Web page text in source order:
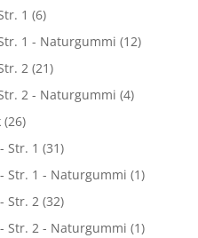
1 (6)
1 - Naturgummi (12)
2 (21)
2 - Naturgummi (4)
(26)
Str. 1 (31)
Str. 1 - Naturgummi (1)
Str. 2 (32)
Str. 2 - Naturgummi (1)